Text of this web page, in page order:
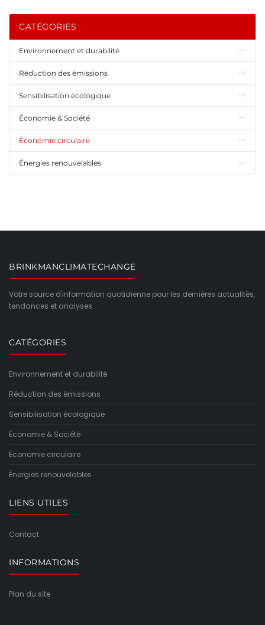
CATÉGORIES
Environnement et durabilité
Réduction des émissions
Sensibilisation écologique
Économie & Société
Économie circulaire
Énergies renouvelables
BRINKMANCLIMATECHANGE
Votre source d'information quotidienne pour les dernières actualités,
tendances et analyses.
CATÉGORIES
Environnement et durabilité
Réduction des émissions
Sensibilisation écologique
Économie & Société
Économie circulaire
Énergies renouvelables
LIENS UTILES
Contact
INFORMATIONS
Plan du site